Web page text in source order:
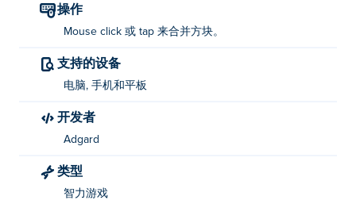
谁创建了 Merge 和 Double？
游戏 Poki (宝玩)：
Merge to Million！
我如何免费玩“合并和加倍”？
我可以在移动设备和桌面上玩 Merge and
操作
Mouse click 或 tap 来合并方块。
支持的设备
电脑, 手机和平板
开发者
Adgard
类型
智力游戏